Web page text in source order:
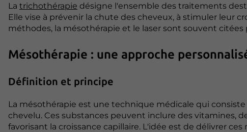
La trichothérapie désigne l'ensemble des traitements
Elle vise à prévenir la chute des cheveux, à stimuler leur
méthodes, la mésothérapie et le laser sont souvent citées
Mésothérapie : une approche
Définition et principe
La mésothérapie est une technique médicale qui
chevelu. Ces substances peuvent inclure des vitamines,
favorisant la croissance capillaire. L'idée est de délivrer